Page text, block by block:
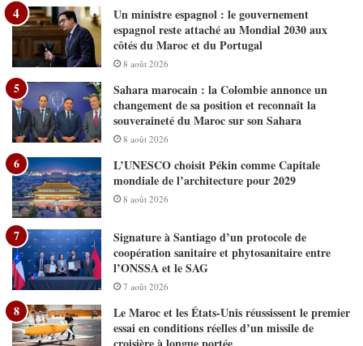
Un ministre espagnol : le gouvernement
espagnol reste attaché au Mondial 2030 aux
côtés du Maroc et du Portugal
8 août 2026
Sahara marocain : la Colombie annonce un
changement de sa position et reconnaît la
souveraineté du Maroc sur son Sahara
8 août 2026
L’UNESCO choisit Pékin comme Capitale
mondiale de l’architecture pour 2029
8 août 2026
Signature à Santiago d’un protocole de
coopération sanitaire et phytosanitaire entre
l’ONSSA et le SAG
7 août 2026
Le Maroc et les États-Unis réussissent le premier
essai en conditions réelles d’un missile de